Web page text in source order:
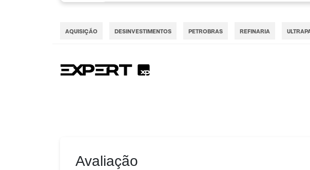
AQUISIÇÃO DESINVESTIMENTOS PETROBRAS REFINARIA
Avaliação